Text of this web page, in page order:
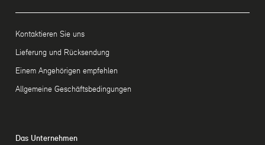
Kontaktieren Sie uns
Lieferung und Rücksendung
Einem Angehörigen empfehlen
Allgemeine Geschäftsbedingungen
Das Unternehmen